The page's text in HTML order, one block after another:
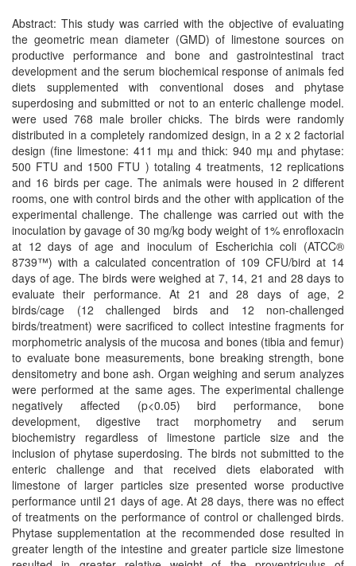
Abstract: This study was carried with the objective of evaluating
the geometric mean diameter (GMD) of limestone sources on
productive performance and bone and gastrointestinal tract
development and the serum biochemical response of animals fed
diets supplemented with conventional doses and phytase
superdosing and submitted or not to an enteric challenge model.
were used 768 male broiler chicks. The birds were randomly
distributed in a completely randomized design, in a 2 x 2 factorial
design (fine limestone: 411 mµ and thick: 940 mµ and phytase:
500 FTU and 1500 FTU ) totaling 4 treatments, 12 replications
and 16 birds per cage. The animals were housed in 2 different
rooms, one with control birds and the other with application of the
experimental challenge. The challenge was carried out with the
inoculation by gavage of 30 mg/kg body weight of 1% enrofloxacin
at 12 days of age and inoculum of Escherichia coli (ATCC®
8739™) with a calculated concentration of 109 CFU/bird at 14
days of age. The birds were weighed at 7, 14, 21 and 28 days to
evaluate their performance. At 21 and 28 days of age, 2
birds/cage (12 challenged birds and 12 non-challenged
birds/treatment) were sacrificed to collect intestine fragments for
morphometric analysis of the mucosa and bones (tibia and femur)
to evaluate bone measurements, bone breaking strength, bone
densitometry and bone ash. Organ weighing and serum analyzes
were performed at the same ages. The experimental challenge
negatively affected (p<0.05) bird performance, bone
development, digestive tract morphometry and serum
biochemistry regardless of limestone particle size and the
inclusion of phytase superdosing. The birds not submitted to the
enteric challenge and that received diets elaborated with
limestone of larger particles size presented worse productive
performance until 21 days of age. At 28 days, there was no effect
of treatments on the performance of control or challenged birds.
Phytase supplementation at the recommended dose resulted in
greater length of the intestine and greater particle size limestone